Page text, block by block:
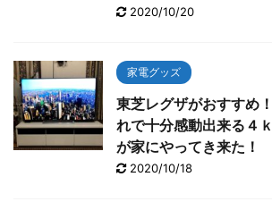
2020/10/20
家電グッズ
東芝レグザがおすすめ
れで十分感動出来る４
が家にやってき来た！
2020/10/18